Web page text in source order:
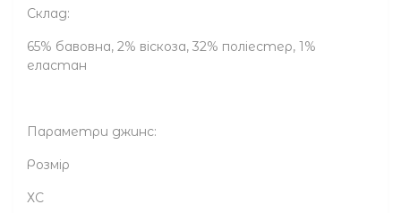
Склад:
65% бавовна, 2% віскоза, 32% поліестер, 1%
еластан
Параметри джинс:
Розмір
ХС